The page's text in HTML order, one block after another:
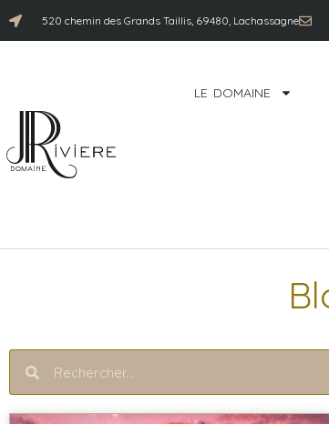
520 chemin des Grands Taillis, 69480, Lachassagne
LE DOMAINE